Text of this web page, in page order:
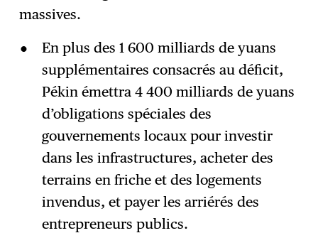
massives.
En plus des 1 600 milliards de yuans
supplémentaires consacrés au déficit,
Pékin émettra 4 400 milliards de yuans
d’obligations spéciales des
gouvernements locaux pour investir
dans les infrastructures, acheter des
terrains en friche et des logements
invendus, et payer les arriérés des
entrepreneurs publics.